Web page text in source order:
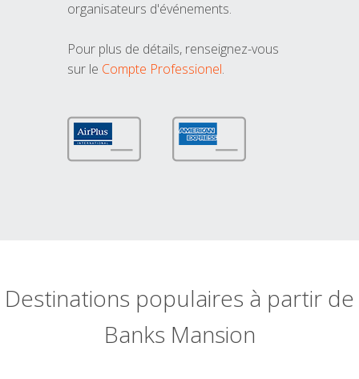
organisateurs d'événements.
Pour plus de détails, renseignez-vous
sur le Compte Professionel.
Destinations populaires à partir de
Banks Mansion